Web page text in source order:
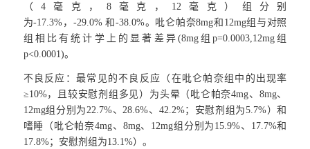
（ 4毫克， 8毫克， 12 毫克）组分别
为-17.3% ， -29.0%和-38.0%。吡仑帕奈8mg和 12mg组与对照
组相比有统计学上的显著差异 (8mg组p=0.0003,12mg 组
p<0.0001)。
不良反应：最常见的不良反应（在吡仑帕奈组中的出现率
≥10%，且较安慰剂组多见）为头晕（吡仑帕奈4mg、 8mg、
12mg组分别为 22.7%、 28.6%、 42.2%；安慰剂组为5.7%）和
嗜睡（吡仑帕奈4mg、 8mg、 12mg组分别为 15.9%、 17.7%和
17.8%；安慰剂组为13.1%）。